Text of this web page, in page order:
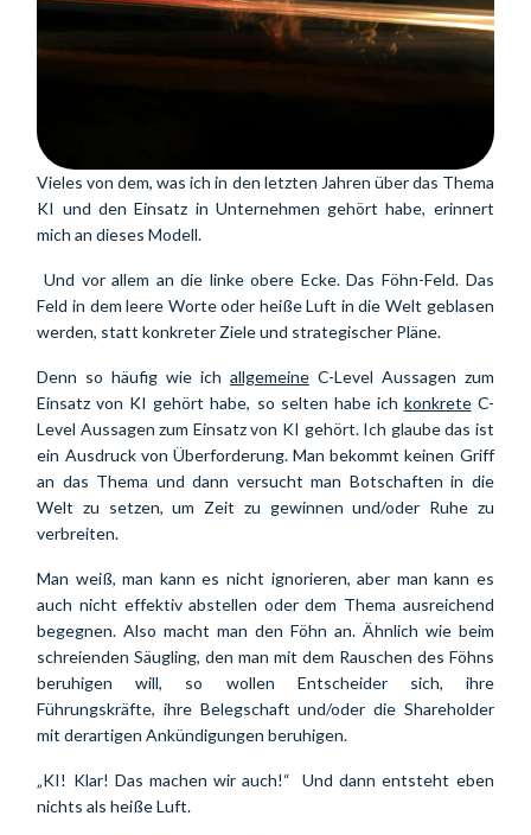
Vieles von dem, was ich in den letzten Jahren über das Thema
KI und den Einsatz in Unternehmen gehört habe, erinnert
mich an dieses Modell.
Und vor allem an die linke obere Ecke. Das Föhn-Feld. Das
Feld in dem leere Worte oder heiße Luft in die Welt geblasen
werden, statt konkreter Ziele und strategischer Pläne.
Denn so häufig wie ich allgemeine C-Level Aussagen zum
Einsatz von KI gehört habe, so selten habe ich konkrete C-
Level Aussagen zum Einsatz von KI gehört. Ich glaube das ist
ein Ausdruck von Überforderung. Man bekommt keinen Griff
an das Thema und dann versucht man Botschaften in die
Welt zu setzen, um Zeit zu gewinnen und/oder Ruhe zu
verbreiten.
Man weiß, man kann es nicht ignorieren, aber man kann es
auch nicht effektiv abstellen oder dem Thema ausreichend
begegnen. Also macht man den Föhn an. Ähnlich wie beim
schreienden Säugling, den man mit dem Rauschen des Föhns
beruhigen will, so wollen Entscheider sich, ihre
Führungskräfte, ihre Belegschaft und/oder die Shareholder
mit derartigen Ankündigungen beruhigen.
„KI! Klar! Das machen wir auch!“  Und dann entsteht eben
nichts als heiße Luft.